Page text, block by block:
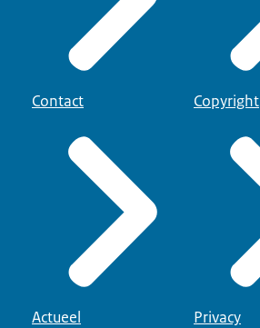
Contact
Actueel
Copyright
Privacy